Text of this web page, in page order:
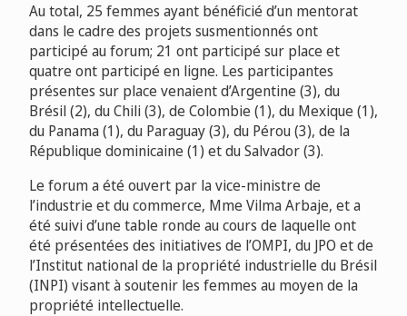
Au total, 25 femmes ayant bénéficié d’un mentorat
dans le cadre des projets susmentionnés ont
participé auforum; 21 ont participé sur place et
quatre ont participé en ligne. Les participantes
présentes sur place venaient d’Argentine (3), du
Brésil (2), du Chili (3), de Colombie (1), du Mexique (1),
du Panama (1), du Paraguay (3), du Pérou (3), de la
République dominicaine (1) et du Salvador (3).
Le forum a été ouvert par la vice-ministre de
l’industrie et du commerce, Mme VilmaArbaje, et a
été suivi d’une table ronde au cours de laquelle ont
été présentées des initiatives de l’OMPI, du JPO et de
l’Institut national de la propriété industrielle du Brésil
(INPI) visant à soutenir les femmes au moyen de la
propriété intellectuelle.